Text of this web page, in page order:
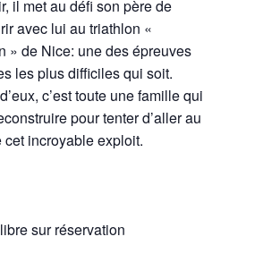
il met au défi son père de
avec lui au triathlon «
» de Nice: une des épreuves
les plus difficiles qui soit.
c’est toute une famille qui
pour tenter d’aller au
cet incroyable exploit.
sur réservation